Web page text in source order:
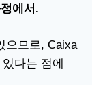
에서.
으므로, Caixa
다는 점에